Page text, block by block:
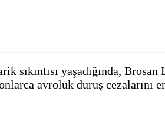
yaşadığında,
avroluk duruş cezalarını